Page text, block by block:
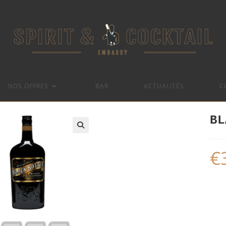
NOS OFFRES BAR ACTUALITÉS
€